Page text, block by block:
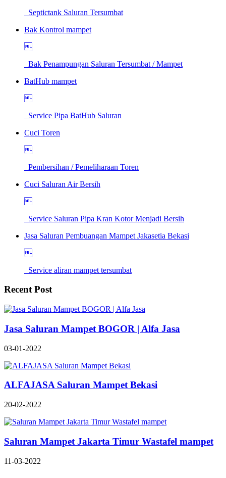
Septictank Saluran Tersumbat
Bak Kontrol mampet

Bak Penampungan Saluran Tersumbat / Mampet
BatHub mampet

Service Pipa BatHub Saluran
Cuci Toren

Pembersihan / Pemeliharaan Toren
Cuci Saluran Air Bersih

Service Saluran Pipa Kran Kotor Menjadi Bersih
Jasa Saluran Pembuangan Mampet Jakasetia Bekasi

Service aliran mampet tersumbat
Recent Post
Jasa Saluran Mampet BOGOR | Alfa Jasa
03-01-2022
ALFAJASA Saluran Mampet Bekasi
20-02-2022
Saluran Mampet Jakarta Timur Wastafel mampet
11-03-2022